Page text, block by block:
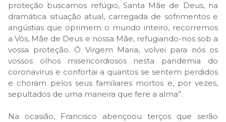
proteção buscamos refúgio, Santa Mãe de Deus, na
dramática situação atual, carregada de sofrimentos e
angústias que oprimem o mundo inteiro, recorremos
a Vós, Mãe de Deus e nossa Mãe, refugiando-nos sob a
vossa proteção. Ó Virgem Maria, volvei para nós os
vossos olhos misericordiosos nesta pandemia do
coronavírus e confortai a quantos se sentem perdidos
e choram pelos seus familiares mortos e, por vezes,
sepultados de uma maneira que fere a alma”.
Na ocasião, Francisco abençoou terços que serão